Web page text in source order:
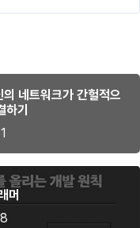
네트워크가 간헐적으
기
머